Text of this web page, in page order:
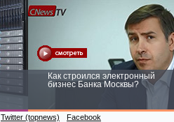
Как строился электронный
бизнес Банка Москвы?
Twitter (topnews) Facebook